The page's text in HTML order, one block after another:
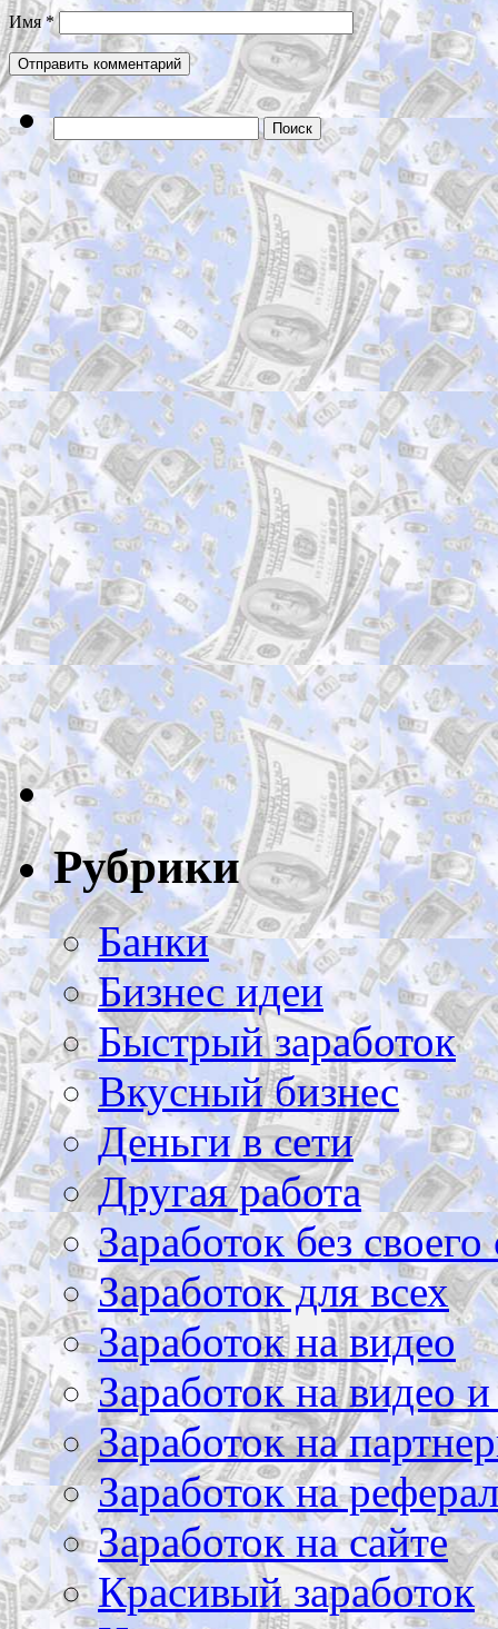
Имя*
Рубрики
Банки
Бизнес идеи
Быстрый заработок
Вкусный бизнес
Деньги в сети
Другая работа
Заработок без своего
Заработок для всех
Заработок на видео
Заработок на видео
Заработок на
Заработок на
Заработок на сайте
Красивый заработок